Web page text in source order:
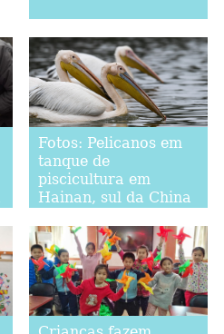
Fotos: Pelicanos em
tanque de
piscicultura em
Hainan, sul da China